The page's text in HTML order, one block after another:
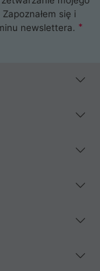
się i
newslettera.